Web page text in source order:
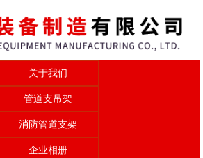
关于我们
管道支吊架
消防管道支架
企业相册